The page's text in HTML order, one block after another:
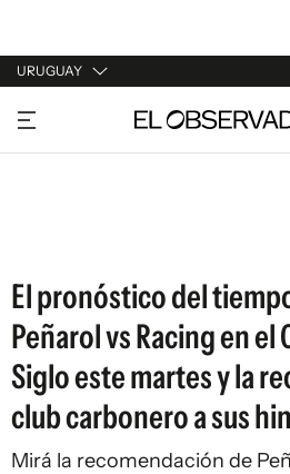
URUGUAY
URUGUAY
ARGENTINA
El pronóstico del
Peñarol vs Racing en el
Siglo este martes y la
club carbonero a sus
Mirá la recomendación de